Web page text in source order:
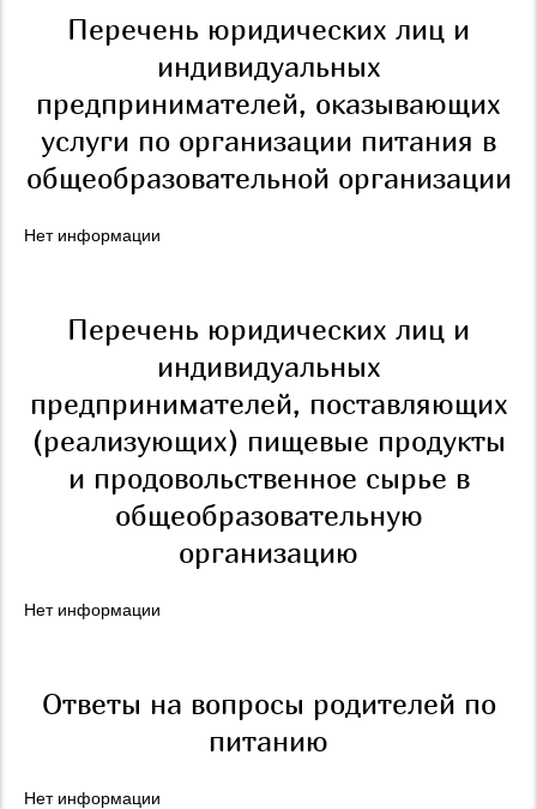
Перечень юридических лиц и
индивидуальных
предпринимателей, оказывающих
услуги по организации питания в
общеобразовательной организации
Нет информации
Перечень юридических лиц и
индивидуальных
предпринимателей, поставляющих
(реализующих) пищевые продукты
и продовольственное сырье в
общеобразовательную
организацию
Нет информации
Ответы на вопросы родителей по
питанию
Нет информации